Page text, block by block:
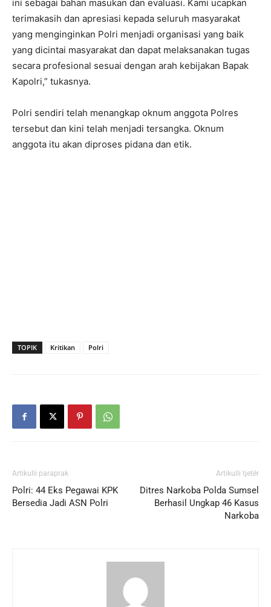
ini sebagai bahan masukan dan evaluasi. Kami ucapkan
terimakasih dan apresiasi kepada seluruh masyarakat
yang menginginkan Polri menjadi organisasi yang baik
yang dicintai masyarakat dan dapat melaksanakan tugas
secara profesional sesuai dengan arah kebijakan Bapak
Kapolri,” tukasnya.
Polri sendiri telah menangkap oknum anggota Polres
tersebut dan kini telah menjadi tersangka. Oknum
anggota itu akan diproses pidana dan etik.
TOPIK Kritikan Polri
Artikulli paraprak
Polri: 44 Eks Pegawai KPK
Bersedia Jadi ASN Polri
Artikulli tjetër
Ditres Narkoba Polda Sumsel
Berhasil Ungkap 46 Kasus
Narkoba